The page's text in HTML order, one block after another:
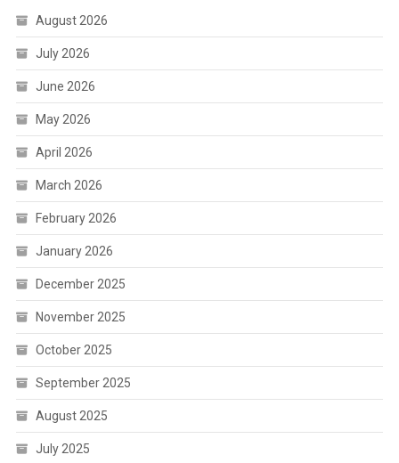
August 2026
July 2026
June 2026
May 2026
April 2026
March 2026
February 2026
January 2026
December 2025
November 2025
October 2025
September 2025
August 2025
July 2025